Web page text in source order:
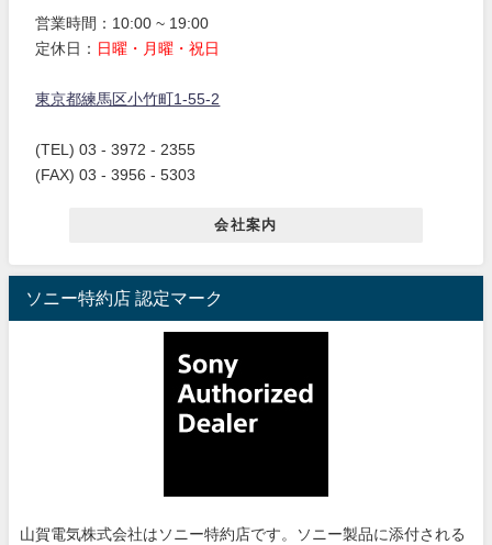
営業時間：10:00 ~ 19:00
定休日：
日曜・月曜・祝日
東京都練馬区小竹町1-55-2
(TEL) 03 - 3972 - 2355
(FAX) 03 - 3956 - 5303
会社案内
ソニー特約店 認定マーク
山賀電気株式会社はソニー特約店です。ソニー製品に添付される